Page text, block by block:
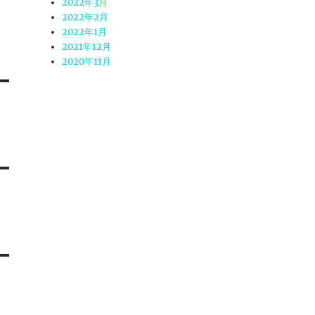
2022年3月
2022年2月
2022年1月
2021年12月
2020年11月